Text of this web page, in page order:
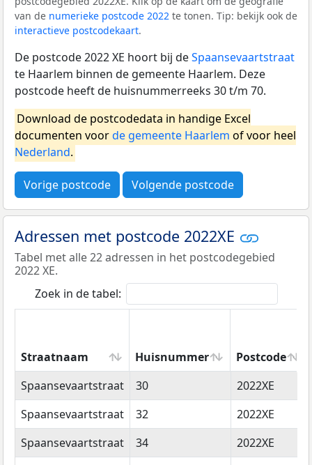
van de numerieke postcode 2022 te tonen. Tip: bekijk ook de
interactieve postcodekaart.
De postcode 2022 XE hoort bij deSpaansevaartstraat
te Haarlem binnen de gemeente Haarlem. Deze
postcode heeft de huisnummerreeks 30 t/m 70.
Download de postcodedata in handige Excel
documenten voorde gemeente Haarlem of voor heel
Nederland.
Vorige postcode Volgende postcode
Adressen met postcode 2022XE
Tabel met alle 22 adressen in het postcodegebied
2022 XE.
Zoek in de tabel:
Straatnaam Huisnummer
Postcode
Straatnaam
Huisnummer Postcode
Spaansevaartstraat 30
2022XE
Spaansevaartstraat
32
2022XE
Spaansevaartstraat
34
2022XE